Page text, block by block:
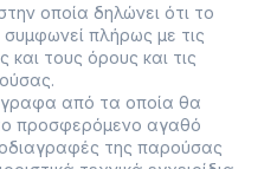
οποία δηλώνει ότι το
πλήρως με τις
και τους όρους και τις
από τα οποία θα
προσφερόμενο αγαθό
της παρούσας